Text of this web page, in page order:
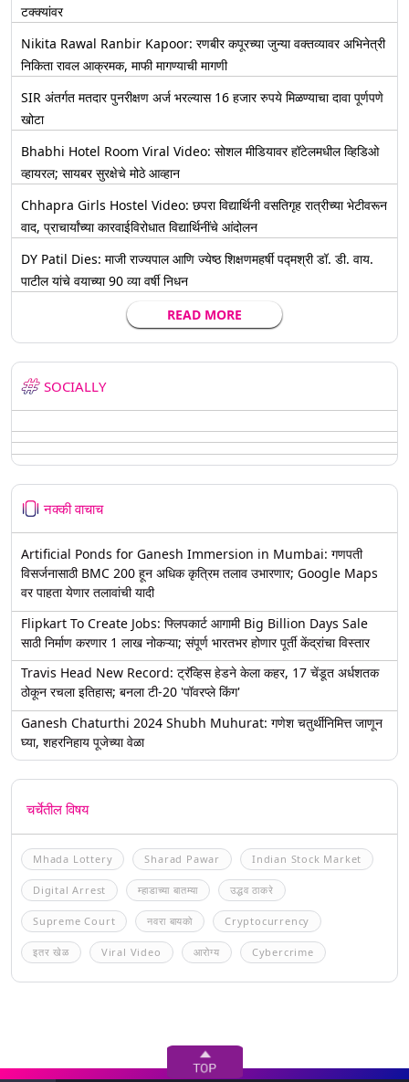
टक्क्यांवर
Nikita Rawal Ranbir Kapoor: रणबीर कपूरच्या जुन्या वक्तव्यावर अभिनेत्री
निकिता रावल आक्रमक, माफी मागण्याची मागणी
SIR अंतर्गत मतदार पुनरीक्षण अर्ज भरल्यास 16 हजार रुपये मिळण्याचा दावा पूर्णपणे
खोटा
Bhabhi Hotel Room Viral Video: सोशल मीडियावर हॉटेलमधील व्हिडिओ
व्हायरल; सायबर सुरक्षेचे मोठे आव्हान
Chhapra Girls Hostel Video: छपरा विद्यार्थिनी वसतिगृह रात्रीच्या भेटीवरून
वाद, प्राचार्यांच्या कारवाईविरोधात विद्यार्थिनींचे आंदोलन
DY Patil Dies: माजी राज्यपाल आणि ज्येष्ठ शिक्षणमहर्षी पद्मश्री डॉ. डी. वाय.
पाटील यांचे वयाच्या 90 व्या वर्षी निधन
READ MORE
SOCIALLY
नक्की वाचाच
Artificial Ponds for Ganesh Immersion in Mumbai: गणपती
विसर्जनासाठी BMC 200 हून अधिक कृत्रिम तलाव उभारणार; Google Maps
वर पाहता येणार तलावांची यादी
Flipkart To Create Jobs: फ्लिपकार्ट आगामी Big Billion Days Sale
साठी निर्माण करणार 1 लाख नोकऱ्या; संपूर्ण भारतभर होणार पूर्ती केंद्रांचा विस्तार
Travis Head New Record: ट्रॅव्हिस हेडने केला कहर, 17 चेंडूत अर्धशतक
ठोकून रचला इतिहास; बनला टी-20 'पॉवरप्ले किंग'
Ganesh Chaturthi 2024 Shubh Muhurat: गणेश चतुर्थीनिमित्त जाणून
घ्या, शहरनिहाय पूजेच्या वेळा
चर्चेतील विषय
Mhada Lottery Sharad Pawar Indian Stock Market
Digital Arrest म्हाडाच्या बातम्या उद्धव ठाकरे
Supreme Court नवरा बायको Cryptocurrency
इतर खेळ Viral Video आरोग्य Cybercrime